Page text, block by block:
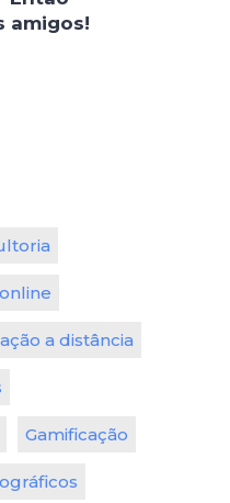
amigos!
a distância
Gamificação